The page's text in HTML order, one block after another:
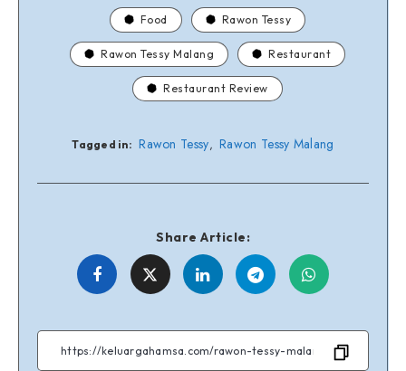
Food Rawon Tessy
Rawon Tessy Malang Restaurant
Restaurant Review
Tagged in: Rawon Tessy, Rawon Tessy Malang
Share Article:
Share
Facebook
Share
Twitter
Share
Linkedin
Share
Telegram
Share
WhatsApp